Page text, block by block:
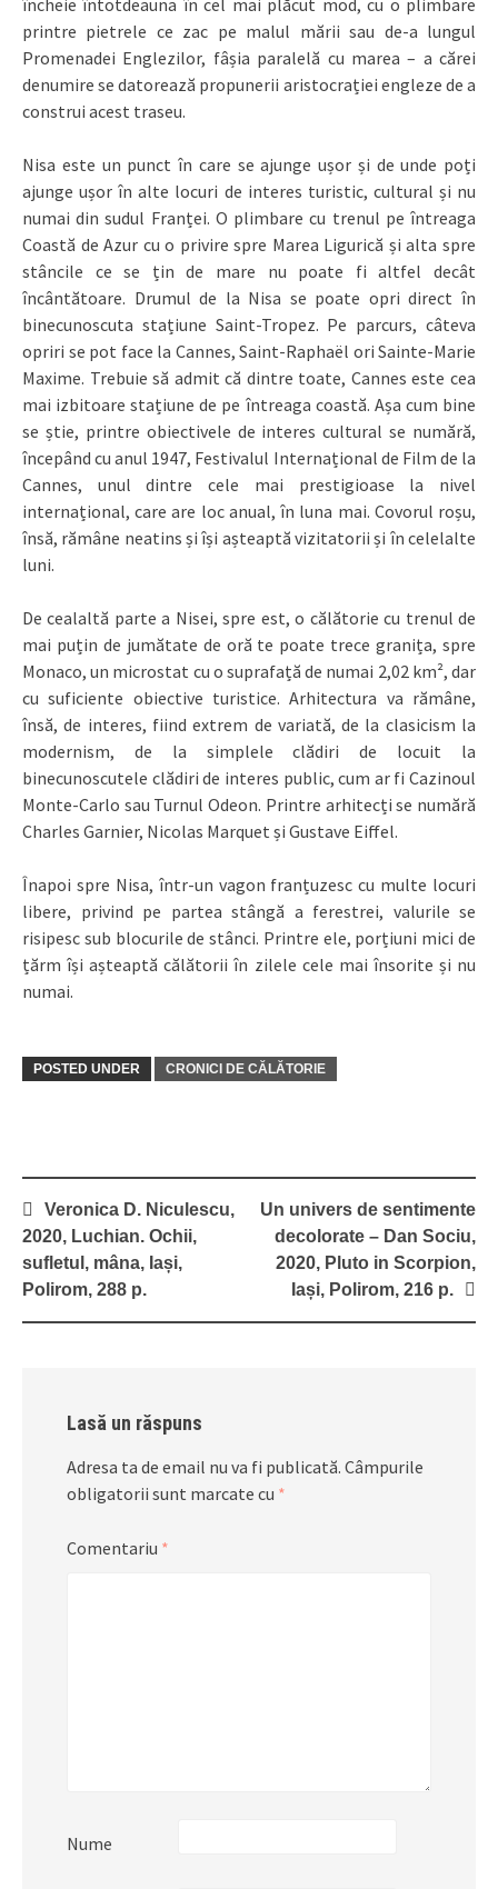
printre pietrele ce zac pe malul mării sau de-a lungul
Promenadei Englezilor, fâșia paralelă cu marea – a cărei
denumire se datorează propunerii aristocrației engleze de a
construi acest traseu.
Nisa este un punct în care se ajunge ușor și de unde poți
ajunge ușor în alte locuri de interes turistic, cultural și nu
numai din sudul Franței. O plimbare cu trenul pe întreaga
Coastă de Azur cu o privire spre Marea Ligurică și alta spre
stâncile ce se țin de mare nu poate fi altfel decât
încântătoare. Drumul de la Nisa se poate opri direct în
binecunoscuta stațiune Saint-Tropez. Pe parcurs, câteva
opriri se pot face la Cannes, Saint-Raphaël ori Sainte-Marie
Maxime. Trebuie să admit că dintre toate, Cannes este cea
mai izbitoare stațiune de pe întreaga coastă. Așa cum bine
se știe, printre obiectivele de interes cultural se numără,
începând cu anul 1947, Festivalul Internațional de Film de la
Cannes, unul dintre cele mai prestigioase la nivel
internațional, care are loc anual, în luna mai. Covorul roșu,
însă, rămâne neatins și își așteaptă vizitatorii și în celelalte
luni.
De cealaltă parte a Nisei, spre est, o călătorie cu trenul de
mai puțin de jumătate de oră te poate trece granița, spre
Monaco, un microstat cu o suprafață de numai 2,02 km², dar
cu suficiente obiective turistice. Arhitectura va rămâne,
însă, de interes, fiind extrem de variată, de la clasicism la
modernism, de la simplele clădiri de locuit la
binecunoscutele clădiri de interes public, cum ar fi Cazinoul
Monte-Carlo sau Turnul Odeon. Printre arhitecți se numără
Charles Garnier, Nicolas Marquet și Gustave Eiffel.
Înapoi spre Nisa, într-un vagon franțuzesc cu multe locuri
libere, privind pe partea stângă a ferestrei, valurile se
risipesc sub blocurile de stânci. Printre ele, porțiuni mici de
țărm își așteaptă călătorii în zilele cele mai însorite și nu
numai.
POSTED UNDER CRONICI DE CĂLĂTORIE
Post
navigation
Veronica D. Niculescu,
2020, Luchian. Ochii,
sufletul, mâna, Iași,
Polirom, 288 p.
Un univers de sentimente
decolorate – Dan Sociu,
2020, Pluto in Scorpion,
Iași, Polirom, 216 p.
Lasă un răspuns
Adresa ta de email nu va fi publicată. Câmpurile
obligatorii sunt marcate cu *
Comentariu *
Nume